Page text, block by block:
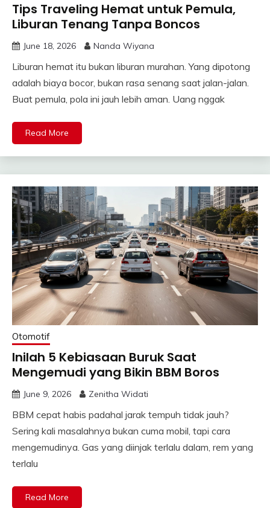
Tips Traveling Hemat untuk Pemula,
Liburan Tenang Tanpa Boncos
June 18, 2026 Nanda Wiyana
Liburan hemat itu bukan liburan murahan. Yang dipotong
adalah biaya bocor, bukan rasa senang saat jalan-jalan.
Buat pemula, pola ini jauh lebih aman. Uang nggak
Read More
Otomotif
Inilah 5 Kebiasaan Buruk Saat
Mengemudi yang Bikin BBM Boros
June 9, 2026 Zenitha Widati
BBM cepat habis padahal jarak tempuh tidak jauh?
Sering kali masalahnya bukan cuma mobil, tapi cara
mengemudinya. Gas yang diinjak terlalu dalam, rem yang
terlalu
Read More